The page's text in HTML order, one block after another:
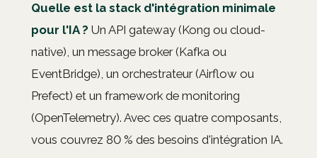
Quelle est la stack d'intégration minimale
pour l'IA ? Un API gateway (Kong ou cloud-
native), un message broker (Kafka ou
EventBridge), un orchestrateur (Airflow ou
Prefect) et un framework de monitoring
(OpenTelemetry). Avec ces quatre composants,
vous couvrez 80 % des besoins d'intégration IA.